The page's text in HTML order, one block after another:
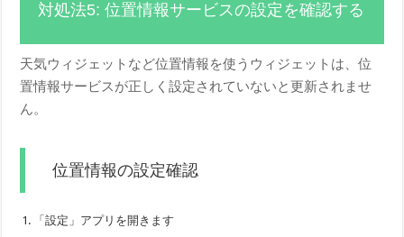
対処法5: 位置情報サービスの設定を確認する
天気ウィジェットなど位置情報を使うウィジェットは、位
置情報サービスが正しく設定されていないと更新されませ
ん。
位置情報の設定確認
「設定」アプリを開きます